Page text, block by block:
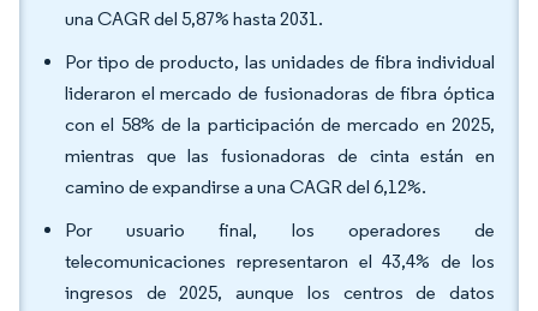
una CAGR del 5,87% hasta 2031.
Por tipo de producto, las unidades de fibra individual
lideraron el mercado de fusionadoras de fibra óptica
con el 58% de la participación de mercado en 2025,
mientras que las fusionadoras de cinta están en
camino de expandirse a una CAGR del 6,12%.
Por usuario final, los operadores de
telecomunicaciones representaron el 43,4% de los
ingresos de 2025, aunque los centros de datos